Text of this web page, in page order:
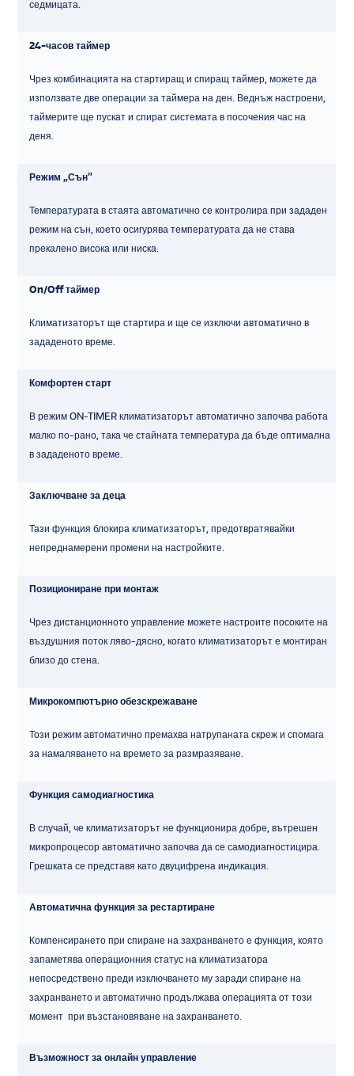
седмицата.
24-часов таймер
Чрез комбинацията на стартиращ и спиращ таймер, можете да
използвате две операции за таймера на ден. Веднъж настроени,
таймерите ще пускат и спират системата в посочения час на
деня.
Режим „Сън”
Температурата в стаята автоматично се контролира при зададен
режим на сън, което осигурява температурата да не става
прекалено висока или ниска.
On/Off таймер
Климатизаторът ще стартира и ще се изключи автоматично в
зададеното време.
Комфортен старт
В режим ON-TIMER климатизаторът автоматично започва работа
малко по-рано, така че стайната температура да бъде оптимална
в зададеното време.
Заключване за деца
Тази функция блокира климатизаторът, предотвратявайки
непреднамерени промени на настройките.
Позициониране при монтаж
Чрез дистанционното управление можете настроите посоките на
въздушния поток ляво-дясно, когато климатизаторът е монтиран
близо до стена.
Микрокомпютърно обезскрежаване
Този режим автоматично премахва натрупаната скреж и спомага
за намаляването на времето за размразяване.
Функция самодиагностика
В случай, че климатизаторът не функционира добре, вътрешен
микропроцесор автоматично започва да се самодиагностицира.
Грешката се представя като двуцифрена индикация.
Автоматична функция за рестартиране
Компенсирането при спиране на захранването е функция, която
запаметява операционния статус на климатизатора
непосредствено преди изключването му заради спиране на
захранването и автоматично продължава операцията от този
момент при възстановяване на захранването.
Възможност за онлайн управление